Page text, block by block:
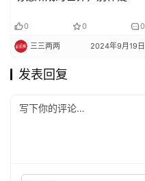
0 0 0
三三两两 2024年9月19日
发表回复